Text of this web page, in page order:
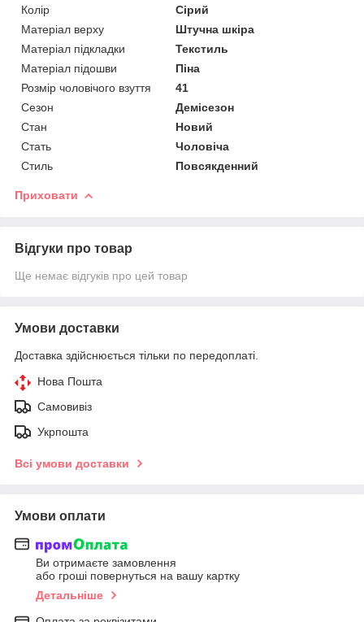
Колір
Сірий
Матеріал верху
Штучна шкіра
Матеріал підкладки
Текстиль
Матеріал підошви
Піна
Розмір чоловічого взуття
41
Сезон
Демісезон
Стан
Новий
Стать
Чоловіча
Стиль
Повсякденний
Приховати
Відгуки про товар
Ще немає відгуків про цей товар
Умови доставки
Доставка здійснюється тільки по передоплаті.
Нова Пошта
Самовивіз
Укрпошта
Всі умови доставки
Умови оплати
Ви отримаєте замовлення
або гроші повернуться на вашу картку
Детальніше